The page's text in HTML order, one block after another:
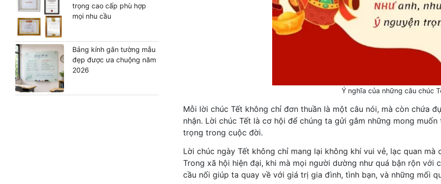
trọng cao cấp phù hợp
mọi nhu cầu
Bảng kính gắn tường mẫu
đẹp được ưa chuộng năm
2026
Ý nghĩa của những câu chúc
Mỗi lời chúc Tết không chỉ đơn thuần là một câu nói, mà còn chứa
nhận. Lời chúc Tết là cơ hội để chúng ta gửi gắm những mong
trọng trong cuộc đời.
Lời chúc ngày Tết không chỉ mang lại không khí vui vẻ, lạc quan
Trong xã hội hiện đại, khi mà mọi người dường như quá bận rộn với
cầu nối giúp ta quay về với giá trị gia đình, tình bạn, và những mối